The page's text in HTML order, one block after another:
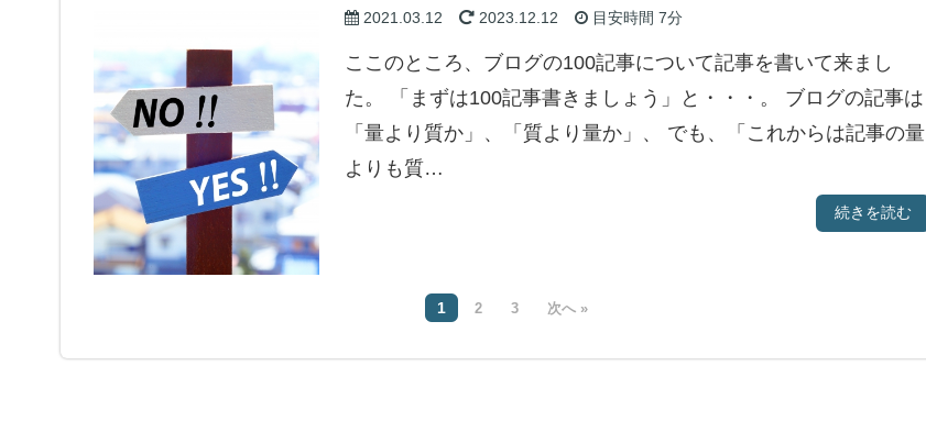
始める前に気になること
2021.03.12 2023.12.12 目安時間 7分
ここのところ、ブログの100記事について記事を書いて来まし
た。 「まずは100記事書きましょう」と・・・。 ブログの記事は
「量より質か」、「質より量か」、 でも、「これからは記事の量
よりも質…
続きを読む
1 2 3 次へ »